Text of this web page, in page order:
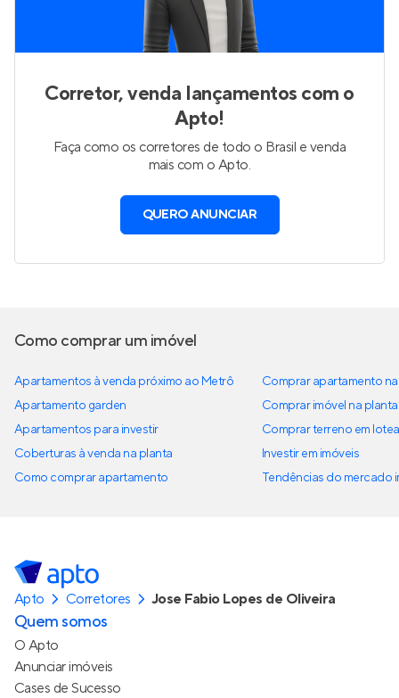
Corretor, venda lançamentos com o
Apto!
Faça como os corretores de todo o Brasil e venda
mais com o Apto.
QUERO ANUNCIAR
Como comprar um imóvel
Apartamentos à venda próximo ao Metrô
Apartamento garden
Apartamentos para investir
Coberturas à venda na planta
Como comprar apartamento
Comprar apartamento
Comprar imóvel na planta
Comprar terreno em
Investir em imóveis
Tendências do mercado
Apto Corretores Jose Fabio Lopes de Oliveira
Quem somos
O Apto
Anunciar imóveis
Cases de Sucesso